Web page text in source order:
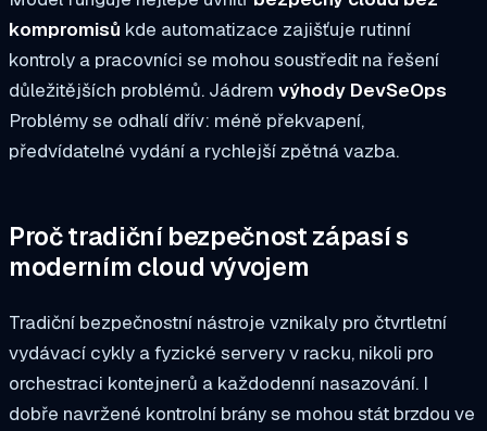
kompromisů kde automatizace zajišťuje rutinní
kontroly a pracovníci se mohou soustředit na řešení
důležitějších problémů. Jádrem výhody DevSeOps
Problémy se odhalí dřív: méně překvapení,
předvídatelné vydání a rychlejší zpětná vazba.
Proč tradiční bezpečnost zápasí s
moderním cloud vývojem
Tradiční bezpečnostní nástroje vznikaly pro čtvrtletní
vydávací cykly a fyzické servery v racku, nikoli pro
orchestraci kontejnerů a každodenní nasazování. I
dobře navržené kontrolní brány se mohou stát brzdou ve